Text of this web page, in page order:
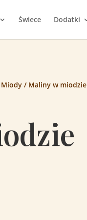
Świece Dodatki
Miody/ Maliny w miodzie